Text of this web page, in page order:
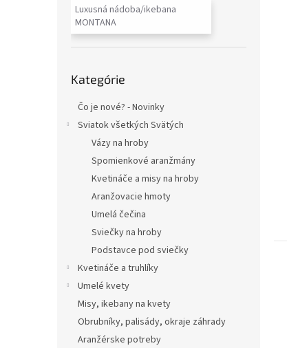
Luxusná nádoba/ikebana
MONTANA
kategórie
Kategórie
Čo je nové? - Novinky
Sviatok všetkých Svätých
Vázy na hroby
Spomienkové aranžmány
Kvetináče a misy na hroby
Aranžovacie hmoty
Umelá čečina
Sviečky na hroby
Podstavce pod sviečky
Kvetináče a truhlíky
Umelé kvety
Misy, ikebany na kvety
Obrubníky, palisády, okraje záhrady
Aranžérske potreby